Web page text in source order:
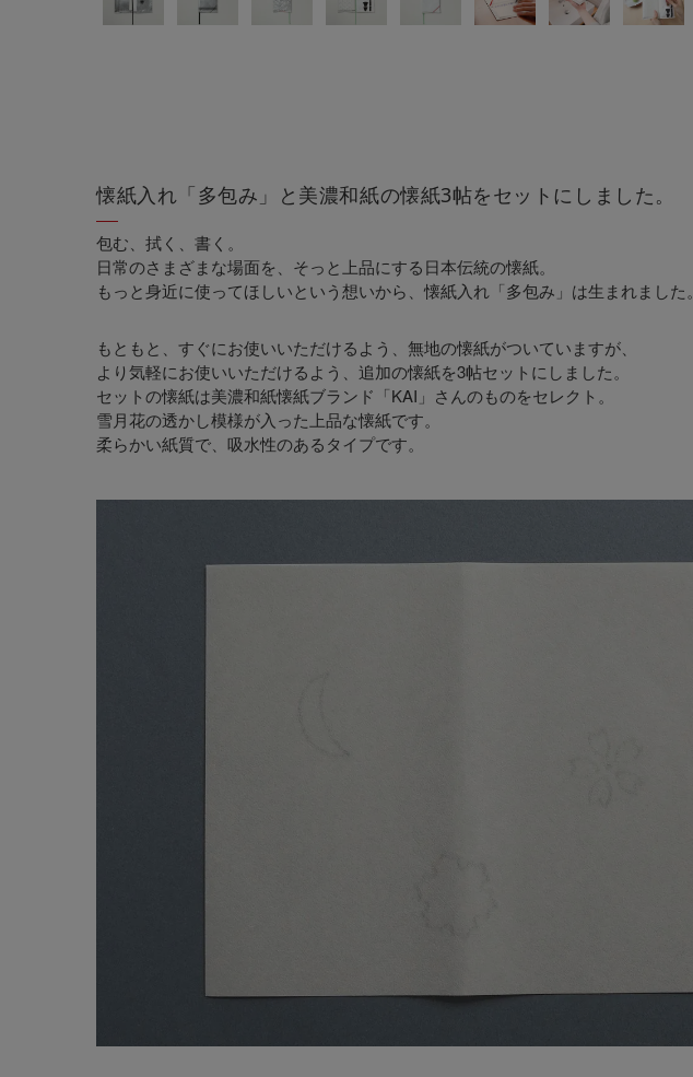
懐紙入れ「多包み」と美濃和紙の懐紙3帖をセットにしました。
包む、拭く、書く。
日常のさまざまな場面を、そっと上品にする日本伝統の懐紙。
もっと身近に使ってほしいという想いから、懐紙入れ「多包み」は生まれました。
もともと、すぐにお使いいただけるよう、無地の懐紙がついていますが、
より気軽にお使いいただけるよう、追加の懐紙を3帖セットにしました。
セットの懐紙は美濃和紙懐紙ブランド「KAI」さんのものをセレクト。
雪月花の透かし模様が入った上品な懐紙です。
柔らかい紙質で、吸水性のあるタイプです。